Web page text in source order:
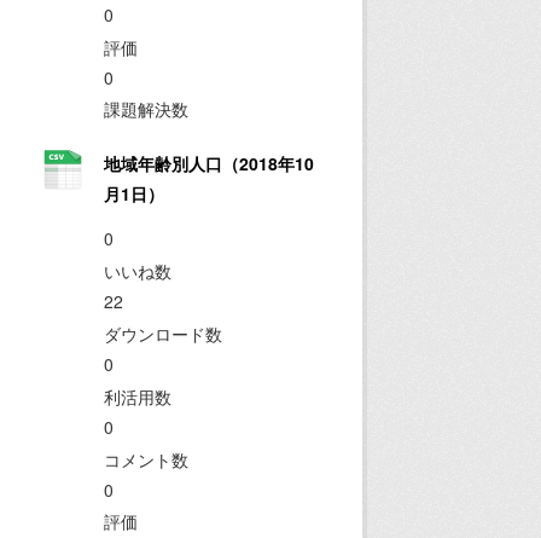
0
評価
0
課題解決数
地域年齢別人口（2018年10
月1日）
0
いいね数
22
ダウンロード数
0
利活用数
0
コメント数
0
評価